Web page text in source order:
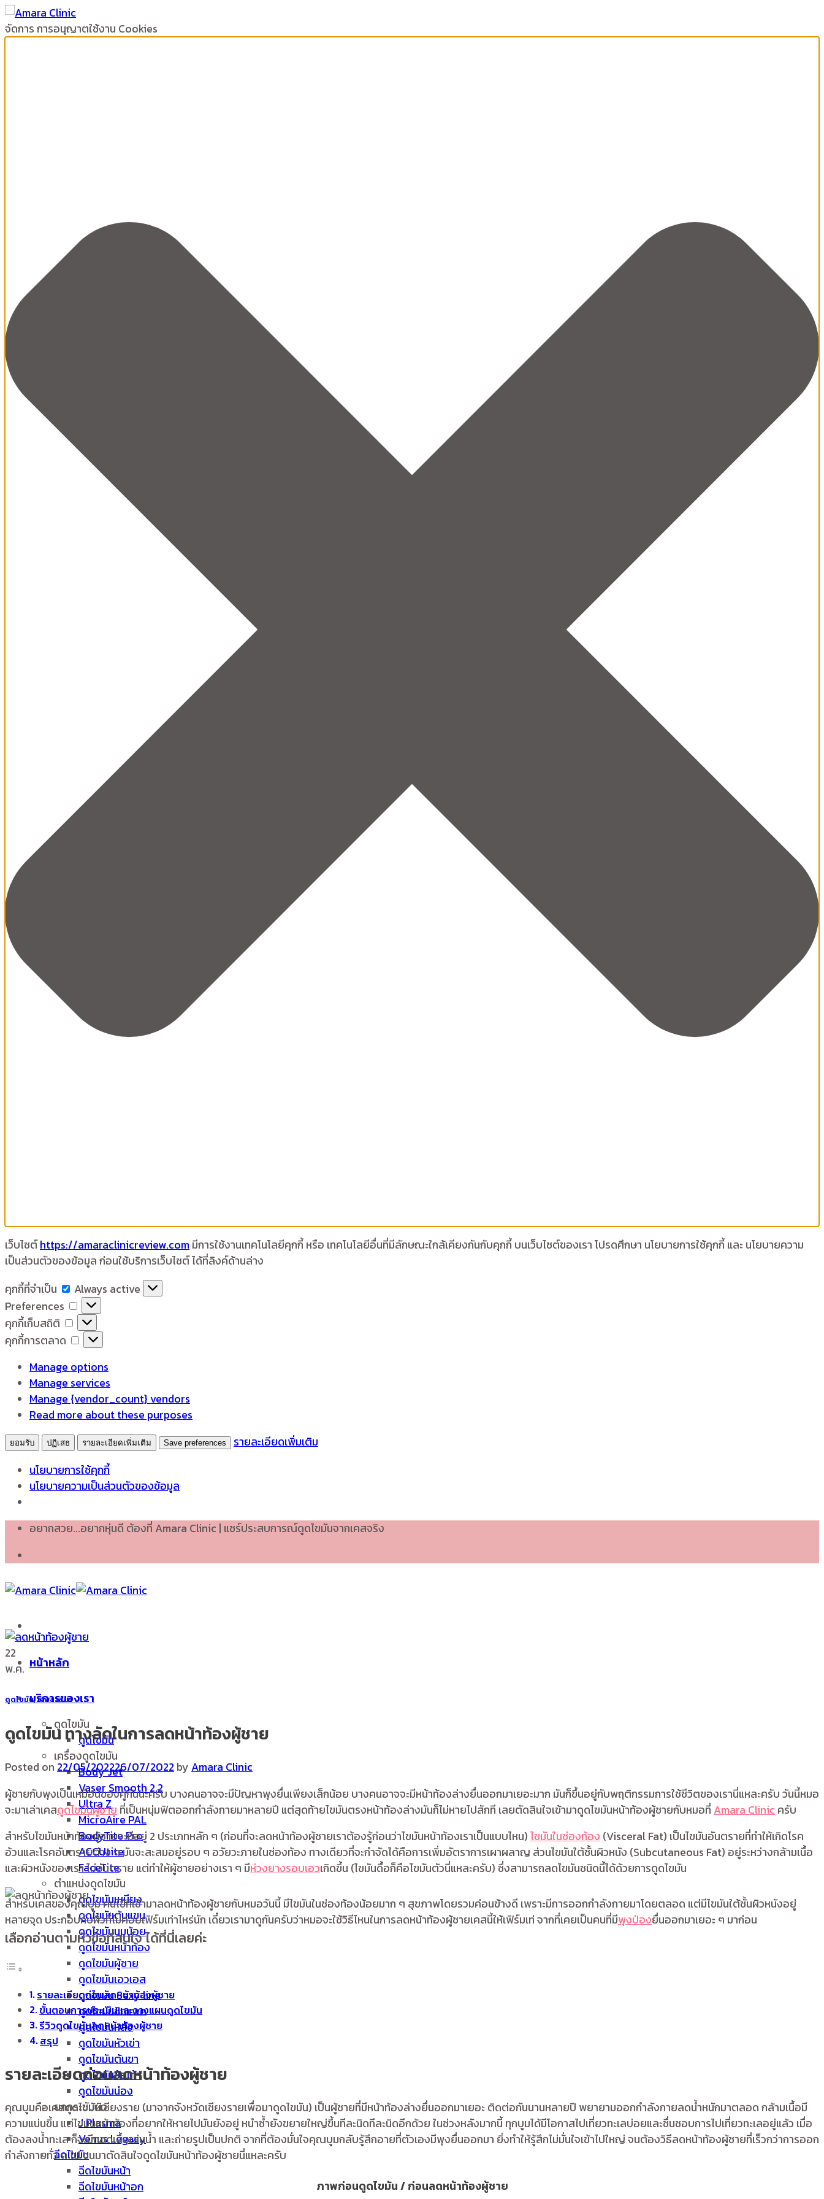
จัดการ การอนุญาตใช้งาน Cookies
เว็บไซต์https://amaraclinicreview.comมีการใช้งานเทคโนโลยีคุกกี้ หรือ เทคโนโลยีอื่นที่มีลักษณะใกล้เคียงกันกับคุกกี้ บนเว็บไซต์ของเรา โปรดศึกษา นโยบายการใช้คุกกี้ และ นโยบายความ
เป็นส่วนตัวของข้อมูล ก่อนใช้บริการเว็บไซต์ ได้ที่ลิงค์ด้านล่าง
คุกกี้ที่จำเป็น
คุกกี้
ที่
จำเป็น
Always active
Preferences
Preferences
คุกกี้เก็บสถิติ
คุกกี้
เก็บ
สถิติ
คุกกี้การตลาด
คุกกี้
ตลาด
Manage options
Manage services
Manage {vendor_count} vendors
Read more about these purposes
ยอมรับ ปฏิเสธ รายละเอียดเพิ่มเติม Save preferences
รายละเอียดเพิ่มเติม
นโยบายการใช้คุกกี้
นโยบายความเป็นส่วนตัวของข้อมูล
Skip
content
อยากสวย...อยากหุ่นดี ต้องที่ Amara Clinic | แชร์ประสบการณ์ดูดไขมันจากเคสจริง
หน้าหลัก
บริการของเรา
ดูดไขมัน
ดูดไขมัน
เครื่องดูดไขมัน
Body Jet
Vaser Smooth 2.2
Ultra Z
MicroAire PAL
BodyTite Pro
ACCUtite
FaceTite
ตำแหน่งดูดไขมัน
ดูดไขมันเหนียง
ดูดไขมันต้นแขน
ดูดไขมันนมน้อย
ดูดไขมันหน้าท้อง
ดูดไขมันผู้ชาย
ดูดไขมันเอวเอส
ดูดไขมัน Sexy line
ดูดไขมันซิกแพค
ดูดไขมันหลัง
ดูดไขมันหัวเข่า
ดูดไขมันต้นขา
ดูดไขมันข้อเท้า
ดูดไขมันน่อง
ยกกระชับผิว
J Plasma
Venus Legacy
ฉีดไขมัน
ฉีดไขมันหน้า
ฉีดไขมันหน้าอก
22
พ.ค.
ดูดไขมัน,เจพลาสมา
ดูดไขมัน ทางลัดในการลดหน้าท้องผู้ชาย
Posted on22/05/202226/07/2022byAmara Clinic
ผู้ชายกับพุงเป็นเหมือนของคู่กันนะครับ บางคนอาจจะมีปัญหาพุงยื่นเพียงเล็กน้อย บางคนอาจจะมีหน้าท้องล่างยื่นออกมาเยอะมาก มันก็ขึ้นอยู่กับพฤติกรรมการใช้ชีวิตของเรานี่แหละครับ วันนี้หมอ
จะมาเล่าเคสดูดไขมันผู้ชาย ที่เป็นหนุ่มฟิตออกกำลังกายมาหลายปี แต่สุดท้ายไขมันตรงหน้าท้องล่างมันก็ไม่หายไปสักที เลยตัดสินใจเข้ามาดูดไขมันหน้าท้องผู้ชายกับหมอที่ Amara Clinic ครับ
สำหรับไขมันหน้าท้องผู้ชายจะมีอยู่ 2 ประเภทหลัก ๆ (ก่อนที่จะลดหน้าท้องผู้ชายเราต้องรู้ก่อนว่าไขมันหน้าท้องเราเป็นแบบไหน)ไขมันในช่องท้อง(Visceral Fat) เป็นไขมันอันตรายที่ทำให้เกิดโรค
อ้วนและโรคอันตรายต่าง ๆ มันจะสะสมอยู่รอบ ๆ อวัยวะภายในช่องท้อง ทางเดียวที่จะกำจัดได้คือการเพิ่มอัตราการเผาผลาญ ส่วนไขมันใต้ชั้นผิวหนัง (Subcutaneous Fat) อยู่ระหว่างกล้ามเนื้อ
และผิวหนังของเรา ไม่อันตราย แต่ทำให้ผู้ชายอย่างเรา ๆ มีห่วงยางรอบเอวเกิดขึ้น (ไขมันดื้อก็คือไขมันตัวนี่แหละครับ) ซึ่งสามารถลดไขมันชนิดนี้ได้ด้วยการดูดไขมัน
สำหรับเคสของคุณบูม คนไข้ที่เข้ามาลดหน้าท้องผู้ชายกับหมอวันนี้ มีไขมันในช่องท้องน้อยมาก ๆ สุขภาพโดยรวมค่อนข้างดี เพราะมีการออกกำลังกายมาโดยตลอด แต่มีไขมันใต้ชั้นผิวหนังอยู่
หลายจุด ประกอบกับผิวที่ไม่ค่อยเฟิร์มเท่าไหร่นัก เดี๋ยวเรามาดูกันครับว่าหมอจะใช้วิธีไหนในการลดหน้าท้องผู้ชายเคสนี้ให้เฟิร์มเท่ จากที่เคยเป็นคนที่มีพุงป่องยื่นออกมาเยอะ ๆ มาก่อน
เลือกอ่านตามหัวข้อที่สนใจ ได้ที่นี่เลยค่ะ
รายละเอียดก่อนลดหน้าท้องผู้ชาย
ขั้นตอนการประเมินและวางแผนดูดไขมัน
รีวิวดูดไขมันลดหน้าท้องผู้ชาย
สรุป
รายละเอียดก่อนลดหน้าท้องผู้ชาย
คุณบูมคือเคสดูดไขมันเชียงราย (มาจากจังหวัดเชียงรายเพื่อมาดูดไขมัน) เป็นผู้ชายที่มีหน้าท้องล่างยื่นออกมาเยอะ ติดต่อกันนานหลายปี พยายามออกกำลังกายลดน้ำหนักมาตลอด กล้ามเนื้อมี
ความแน่นขึ้น แต่ไขมันหน้าท้องที่อยากให้หายไปมันยังอยู่ หนำซ้ำยังขยายใหญ่ขึ้นทีละนิดทีละนิดอีกด้วย ในช่วงหลังมากนี้ ทุกบูมได้มีโอกาสไปเที่ยวทะเลบ่อยและชื่นชอบการไปเที่ยวทะเลอยู่แล้ว เมื่อ
ต้องลงน้ำทะเล ก็จะมีถอดเสื้อเล่นน้ำ และถ่ายรูปเป็นปกติ จากที่ต้องมั่นใจคุณบูมกลับรู้สึกอายที่ตัวเองมีพุงยื่นออกมา ยิ่งทำให้รู้สึกไม่มั่นใจเข้าไปใหญ่ จนต้องวิธีลดหน้าท้องผู้ชายที่เร็วกว่าการออก
กำลังกายทั่ว ๆ ไป จนมาตัดสินใจดูดไขมันหน้าท้องผู้ชายนี่แหละครับ
ภาพก่อนดูดไขมัน / ก่อนลดหน้าท้องผู้ชาย